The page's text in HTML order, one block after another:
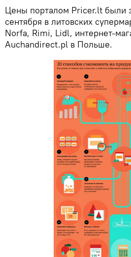
Цены порталом Pricer.lt были
сентября в литовских
Norfa, Rimi, Lidl, интернет-
Auchandirect.pl в Польше.